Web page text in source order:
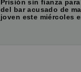
Prisión sin fianza
del bar acusado de
joven este miércoles